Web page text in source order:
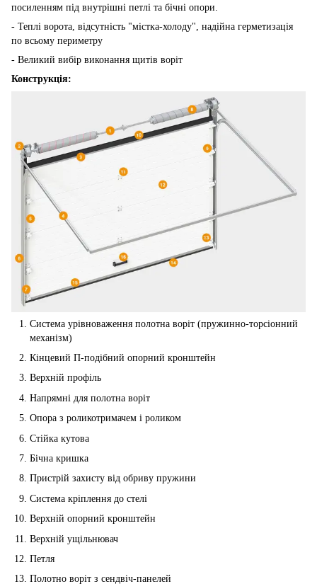
посиленням під внутрішні петлі та бічні опори.
- Теплі ворота, відсутність "містка-холоду", надійна герметизація
по всьому периметру
- Великий вибір виконання щитів воріт
Конструкція:
Система урівноваження полотна воріт (пружинно-торсіонний
механізм)
Кінцевий П-подібний опорний кронштейн
Верхній профіль
Напрямні для полотна воріт
Опора з роликотримачем і роликом
Стійка кутова
Бічна кришка
Пристрій захисту від обриву пружини
Система кріплення до стелі
Верхній опорний кронштейн
Верхній ущільнювач
Петля
Полотно воріт з сендвіч-панелей